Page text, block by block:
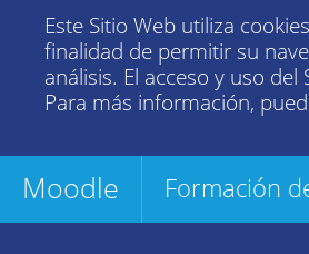
Este Sitio Web utiliza
finalidad de permitir su
análisis. El acceso y uso
Para más información,
Moodle Formación